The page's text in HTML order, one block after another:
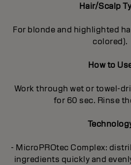
Hair/Scalp
For blonde and highlighted
colored).
How to
Work through wet or towel-
for 60 sec. Rinse
- MicroPROtec Complex:
ingredients quickly and